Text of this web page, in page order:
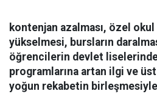
kontenjan azalması, özel
yükselmesi, bursların
öğrencilerin devlet liselerinde
programlarına artan ilgi ve
yoğun rekabetin birleşmesiyle